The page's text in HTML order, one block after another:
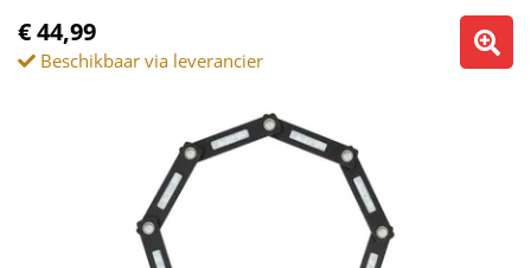
€ 44,99
Beschikbaar via leverancier